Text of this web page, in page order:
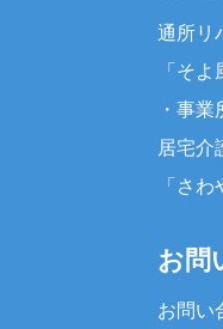
通所リ
「そよ
・ 事業
居宅介
「さ
お問
お問い